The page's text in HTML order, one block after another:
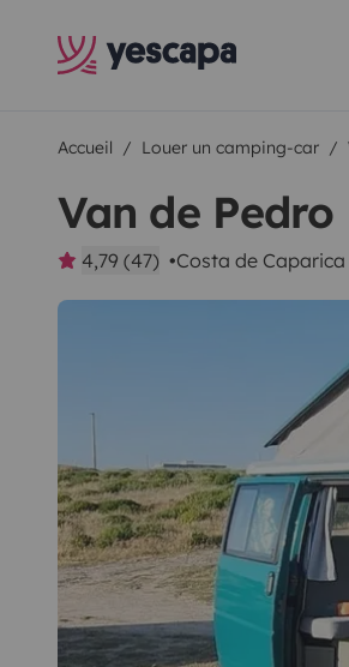
Accueil Louer un camping-car
Van de Pedro
4,79 (47) Costa de